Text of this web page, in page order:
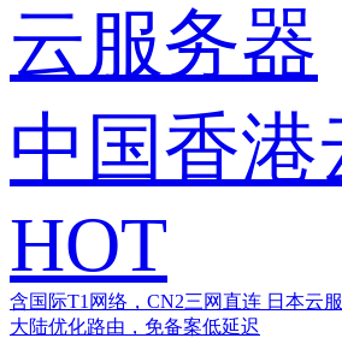
云服务器
中国香
HOT
含国际T1网络，CN2三网直连 日本云
大陆优化路由，免备案低延迟